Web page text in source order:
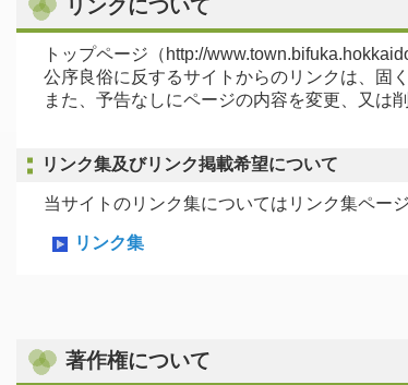
リンクについて
トップページ（http://
公序良俗に反するサイトからのリンクは、固
また、予告なしにページの内容を変更、又は
リンク集及びリンク掲載希望について
当サイトのリンク集についてはリンク集ペー
リンク集
著作権について